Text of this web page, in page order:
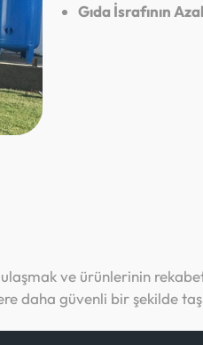
Gıda İsrafının
ve ürünlerinin
daha güvenli bir şekilde